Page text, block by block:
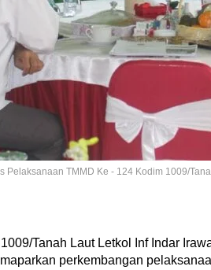
Pelaksanaan TMMD Ke - 124 Kodim 1009/
Tanah Laut Letkol Inf Indar
perkembangan